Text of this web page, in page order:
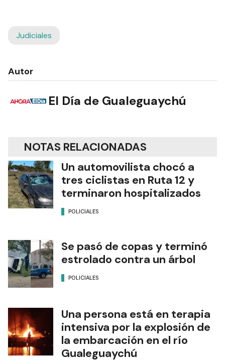
Judiciales
Autor
El Día de Gualeguaychú
NOTAS RELACIONADAS
Un automovilista chocó a
tres ciclistas en Ruta 12 y
terminaron hospitalizados
POLICIALES
Se pasó de copas y terminó
estrolado contra un árbol
POLICIALES
Una persona está en terapia
intensiva por la explosión de
la embarcación en el río
Gualeguaychú